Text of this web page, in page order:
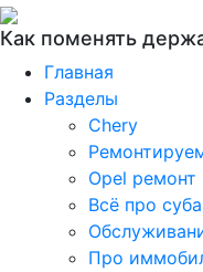
Как поменять
Главная
Разделы
Chery
Opel ремонт
Всё про
Про